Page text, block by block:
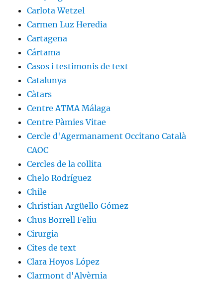
Carlota Wetzel
Carmen Luz Heredia
Cartagena
Cártama
Casos i testimonis de text
Catalunya
Càtars
Centre ATMA Málaga
Centre Pàmies Vitae
Cercle d'Agermanament Occitano Català
CAOC
Cercles de la collita
Chelo Rodríguez
Chile
Christian Argüello Gómez
Chus Borrell Feliu
Cirurgia
Cites de text
Clara Hoyos López
Clarmont d'Alvèrnia